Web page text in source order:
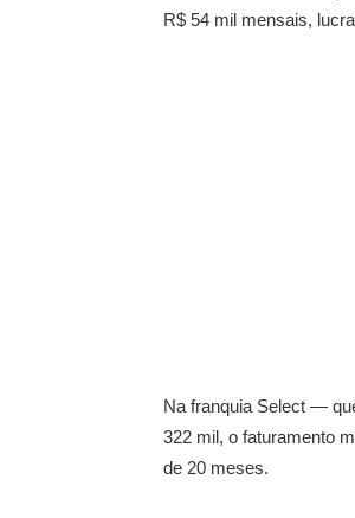
R$ 54 mil mensais,
Na franquia Select —
322 mil, o faturamento
de 20 meses.